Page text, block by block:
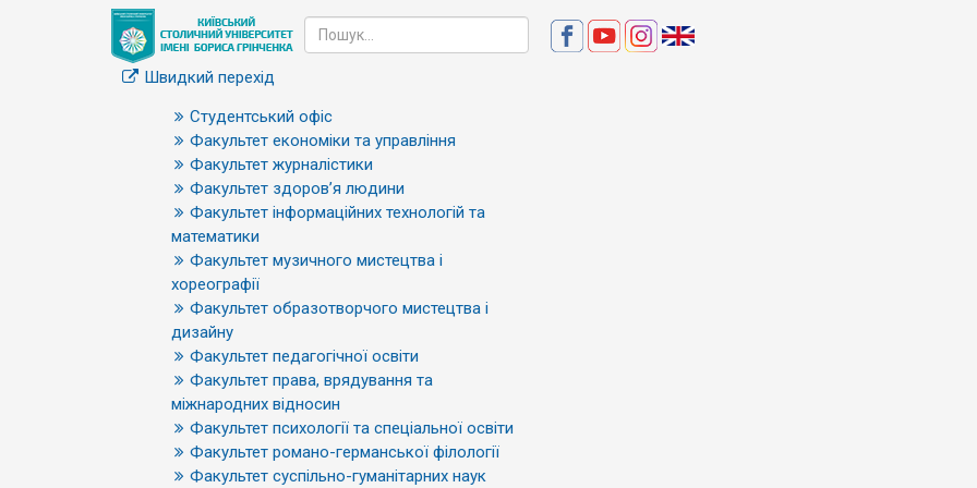
Швидкий перехід
Студентський офіс
Факультет економіки та управління
Факультет журналістики
Факультет здоров’я людини
Факультет інформаційних технологій та
математики
Факультет музичного мистецтва і
хореографії
Факультет образотворчого мистецтва і
дизайну
Факультет педагогічної освіти
Факультет права, врядування та
міжнародних відносин
Факультет психології та спеціальної освіти
Факультет романо-германської філології
Факультет суспільно-гуманітарних наук